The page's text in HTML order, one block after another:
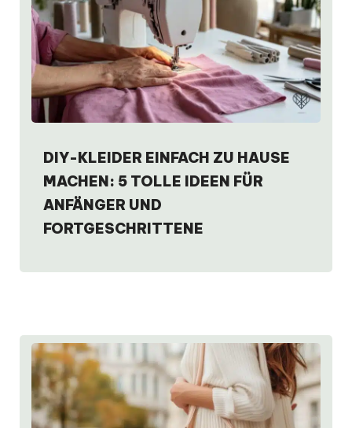
DIY-KLEIDER EINFACH ZU HAUSE
MACHEN: 5 TOLLE IDEEN FÜR
ANFÄNGER UND
FORTGESCHRITTENE